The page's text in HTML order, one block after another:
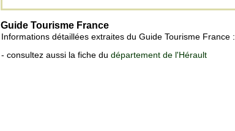
Guide Tourisme France
Informations détaillées extraites du Guide Tourisme France :
- consultez aussi la fiche du département de l'Hérault